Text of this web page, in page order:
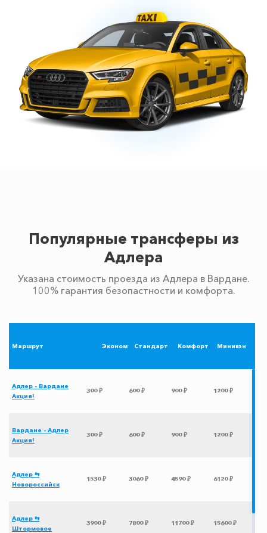
Популярные трансферы из
Адлера
Указана стоимость проезда из Адлера в Вардане.
100% гарантия безопастности и комфорта.
Маршрут Эконом Стандарт Комфорт Минивэн
Адлер - Вардане
Акция!
300 ₽ 600 ₽ 900 ₽ 1200 ₽
Вардане - Адлер
Акция!
300 ₽ 600 ₽ 900 ₽ 1200 ₽
Адлер ⇆
Новороссийск
1530 ₽ 3060 ₽ 4590 ₽ 6120 ₽
Адлер ⇆
Штормовое
3900 ₽ 7800 ₽ 11700 ₽ 15600 ₽